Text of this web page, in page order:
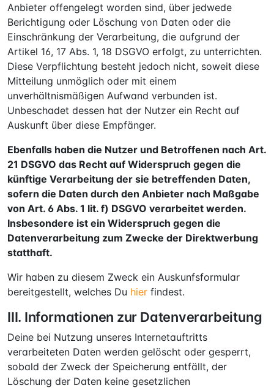
Anbieter offengelegt worden sind, über jedwede
Berichtigung oder Löschung von Daten oder die
Einschränkung der Verarbeitung, die aufgrund der
Artikel 16, 17 Abs. 1, 18 DSGVO erfolgt, zu unterrichten.
Diese Verpflichtung besteht jedoch nicht, soweit diese
Mitteilung unmöglich oder mit einem
unverhältnismäßigen Aufwand verbunden ist.
Unbeschadet dessen hat der Nutzer ein Recht auf
Auskunft über diese Empfänger.
Ebenfalls haben die Nutzer und Betroffenen nach Art.
21 DSGVO das Recht auf Widerspruch gegen die
künftige Verarbeitung der sie betreffenden Daten,
sofern die Daten durch den Anbieter nach Maßgabe
von Art. 6 Abs. 1 lit. f) DSGVO verarbeitet werden.
Insbesondere ist ein Widerspruch gegen die
Datenverarbeitung zum Zwecke der Direktwerbung
statthaft.
Wir haben zu diesem Zweck ein Auskunfsformular
bereitgestellt, welches Du hier findest.
III. Informationen zur Datenverarbeitung
Deine bei Nutzung unseres Internetauftritts
verarbeiteten Daten werden gelöscht oder gesperrt,
sobald der Zweck der Speicherung entfällt, der
Löschung der Daten keine gesetzlichen